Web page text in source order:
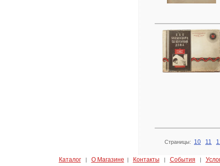
Страницы: 10 11
Каталог| О Магазине | Контакты | События |